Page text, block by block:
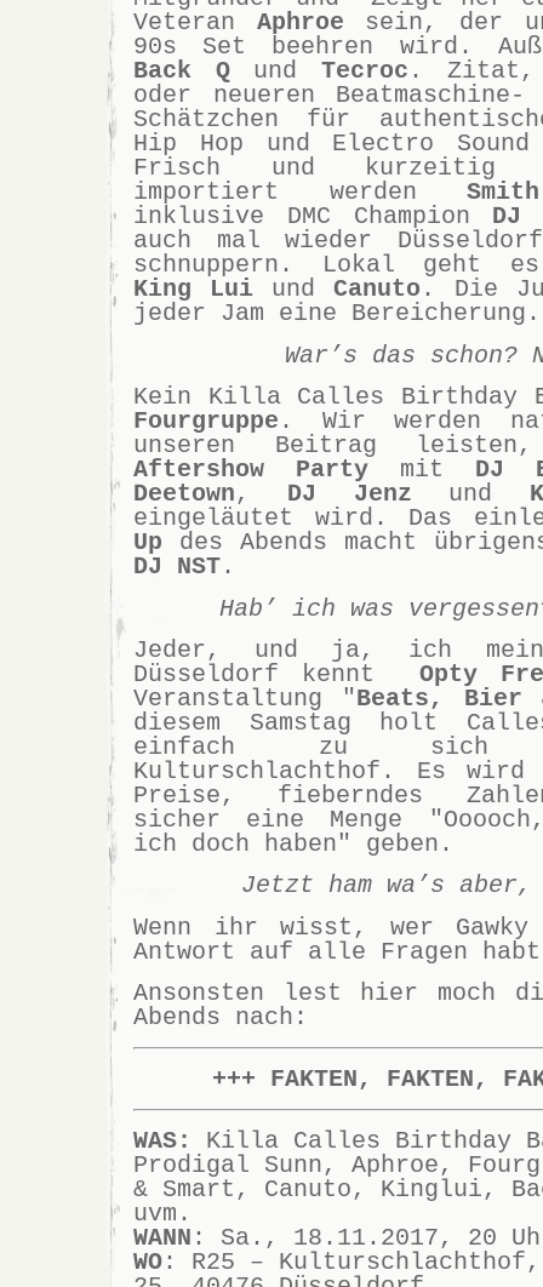
Veteran Aphroe sein, der
90s Set beehren wird.
Back QundTecroc . Zitat,
oder neueren
Schätzchen für
Hip Hop und Electro
Frisch und kurzeitig
importiert werden
inklusive DMC Champion DJ
auch mal wieder
schnuppern. Lokal geht
King Lui undCanuto . Die
jeder Jam eine Bereicherung.
War’s das schon?
Kein Killa Calles Birthday
Fourgruppe . Wir werden
unseren Beitrag
Aftershow Party mit DJ
Deetown, DJ Jenz und
eingeläutet wird. Das
Up des Abends macht
DJ NST.
Hab’ ich was
Jeder, und ja, ich
Düsseldorf kenntOpty
Veranstaltung "Beats, Bier
diesem Samstag holt
einfach zu
Kulturschlachthof. Es
Preise, fieberndes
sicher eine Menge
ich doch haben" geben.
Jetzt ham wa’s aber,
Wenn ihr wisst, wer
Antwort auf alle Fragen
Ansonsten lest hier moch
Abends nach:
+++ FAKTEN, FAKTEN,
WAS:
Killa Calles Birthday
Prodigal Sunn, Aphroe,
& Smart, Canuto, Kinglui,
uvm.
WANN : Sa., 18.11.2017, 20
WO: R25 –